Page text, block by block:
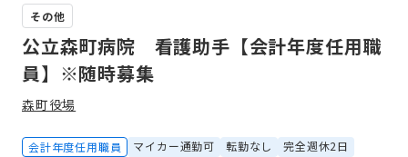
その他
公立森町病院 看護助手【会計年度任用職
員】※随時募集
森町役場
会計年度任用職員 マイカー通勤可 転勤なし
完全週休2日